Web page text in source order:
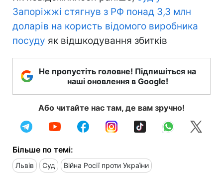
Запоріжжі стягнув з РФ понад 3,3 млн
доларів на користь відомого виробника
посуду як відшкодування збитків
Не пропустіть головне! Підпишіться на
наші оновлення в Google!
Або читайте нас там, де вам зручно!
Більше по темі:
Львів Суд Війна Росії проти України